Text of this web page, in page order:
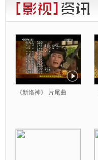
《新洛神》 片尾曲